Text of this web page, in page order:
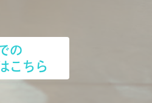
の
こちら